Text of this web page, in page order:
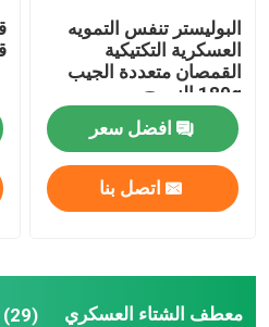
البوليستر تنفس التمويه
العسكرية التكتيكية
القمصان متعددة الجيب
180g النسيج
افضل سعر
اتصل بنا
معطف الشتاء العسكري (29)